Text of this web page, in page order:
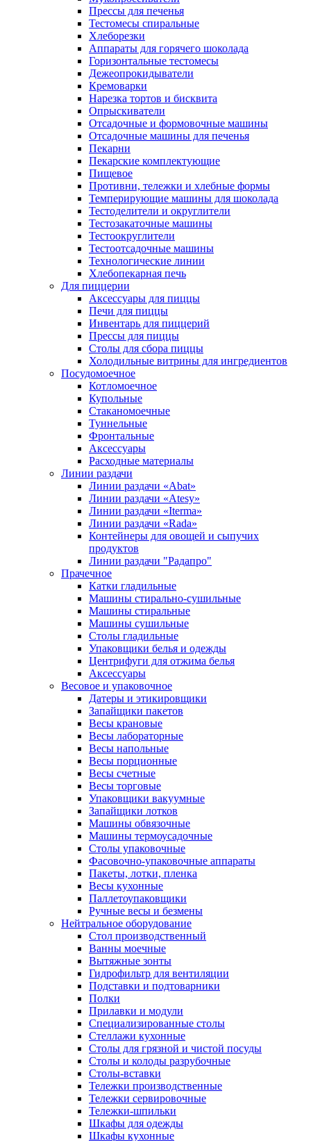
Прессы для печенья
Тестомесы спиральные
Хлеборезки
Аппараты для горячего шоколада
Горизонтальные тестомесы
Дежеопрокидыватели
Кремоварки
Нарезка тортов и бисквита
Опрыскиватели
Отсадочные и формовочные машины
Отсадочные машины для печенья
Пекарни
Пекарские комплектующие
Пищевое
Противни, тележки и хлебные формы
Темперирующие машины для шоколада
Тестоделители и округлители
Тестозакаточные машины
Тестоокруглители
Тестоотсадочные машины
Технологические линии
Хлебопекарная печь
Для пиццерии
Аксессуары для пиццы
Печи для пиццы
Инвентарь для пиццерий
Прессы для пиццы
Столы для сбора пиццы
Холодильные витрины для ингредиентов
Посудомоечное
Котломоечное
Купольные
Стаканомоечные
Туннельные
Фронтальные
Аксессуары
Расходные материалы
Линии раздачи
Линии раздачи «Abat»
Линии раздачи «Atesy»
Линии раздачи «Iterma»
Линии раздачи «Rada»
Контейнеры для овощей и сыпучих
продуктов
Линии раздачи "Радапро"
Прачечное
Катки гладильные
Машины стирально-сушильные
Машины стиральные
Машины сушильные
Столы гладильные
Упаковщики белья и одежды
Центрифуги для отжима белья
Аксессуары
Весовое и упаковочное
Датеры и этикировщики
Запайщики пакетов
Весы крановые
Весы лабораторные
Весы напольные
Весы порционные
Весы счетные
Весы торговые
Упаковщики вакуумные
Запайщики лотков
Машины обвязочные
Машины термоусадочные
Столы упаковочные
Фасовочно-упаковочные аппараты
Пакеты, лотки, пленка
Весы кухонные
Паллетоупаковщики
Ручные весы и безмены
Нейтральное оборудование
Cтол производственный
Ванны моечные
Вытяжные зонты
Гидрофильтр для вентиляции
Подставки и подтоварники
Полки
Прилавки и модули
Специализированные столы
Стеллажи кухонные
Столы для грязной и чистой посуды
Столы и колоды разрубочные
Столы-вставки
Тележки производственные
Тележки сервировочные
Тележки-шпильки
Шкафы для одежды
Шкафы кухонные